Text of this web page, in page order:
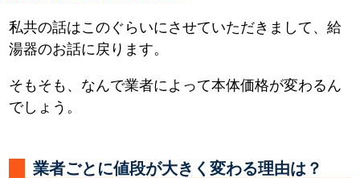
私共の話はこのぐらいにさせていただきまして、給
湯器のお話に戻ります。
そもそも、なんで業者によって本体価格が変わるん
でしょう。
業者ごとに値段が大きく変わる理由は？